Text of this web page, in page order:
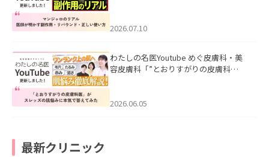
た。
2026.07.10
わたしの名医Youtube めぐ皮膚科・美
容皮膚科「”とおりすがりの皮膚科
2026.06.05
最新クリニック